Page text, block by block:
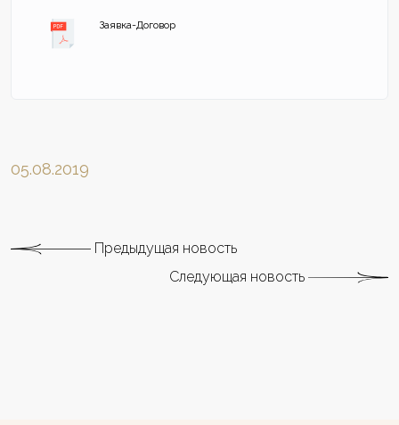
Заявка-Договор
05.08.2019
Предыдущая новость
Следующая новость